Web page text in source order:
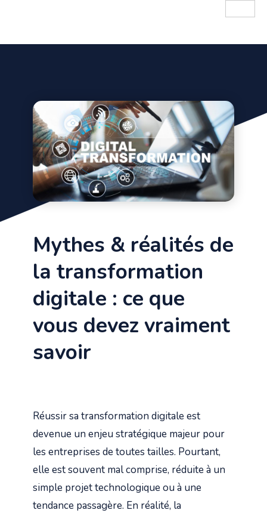
Mythes & réalités de
la transformation
digitale : ce que
vous devez vraiment
savoir
Réussir sa transformation digitale est
devenue un enjeu stratégique majeur pour
les entreprises de toutes tailles. Pourtant,
elle est souvent mal comprise, réduite à un
simple projet technologique ou à une
tendance passagère. En réalité, la